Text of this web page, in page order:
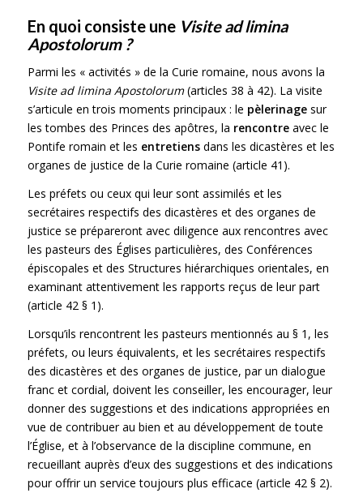
En quoi consiste une Visite ad limina
Apostolorum ?
Parmi les « activités » de la Curie romaine, nous avons la
Visite ad limina Apostolorum(articles 38 à 42). La visite
s’articule en trois moments principaux : le pèlerinagesur
les tombes des Princes des apôtres, la rencontreavec le
Pontife romain et les entretiensdans les dicastères et les
organes de justice de la Curie romaine (article 41).
Les préfets ou ceux qui leur sont assimilés et les
secrétaires respectifs des dicastères et des organes de
justice se prépareront avec diligence aux rencontres avec
les pasteurs des Églises particulières, des Conférences
épiscopales et des Structures hiérarchiques orientales, en
examinant attentivement les rapports reçus de leur part
(article 42 § 1).
Lorsqu’ils rencontrent les pasteurs mentionnés au § 1, les
préfets, ou leurs équivalents, et les secrétaires respectifs
des dicastères et des organes de justice, par un dialogue
franc et cordial, doivent les conseiller, les encourager, leur
donner des suggestions et des indications appropriées en
vue de contribuer au bien et au développement de toute
l’Église, et à l’observance de la discipline commune, en
recueillant auprès d’eux des suggestions et des indications
pour offrir un service toujours plus efficace (article 42 § 2).